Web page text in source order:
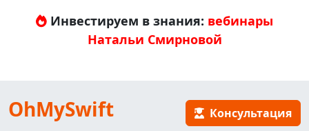
Инвестируем в знания: вебинары
Натальи Смирновой
OhMySwift Консультация